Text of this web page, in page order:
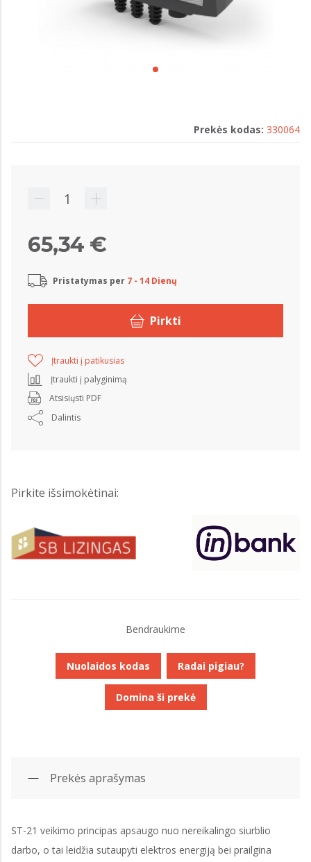
Prekės kodas: 330064
65,34 €
Pristatymas per 7 - 14 Dienų
Pirkti
Įtraukti į patikusias
Įtraukti į palyginimą
Atsisiųsti PDF
Dalintis
Pirkite išsimokėtinai:
Bendraukime
Nuolaidos kodas Radai pigiau?
Domina ši prekė
Prekės aprašymas
ST-21 veikimo principas apsaugo nuo nereikalingo siurblio
darbo, o tai leidžia sutaupyti elektros energiją bei prailgina